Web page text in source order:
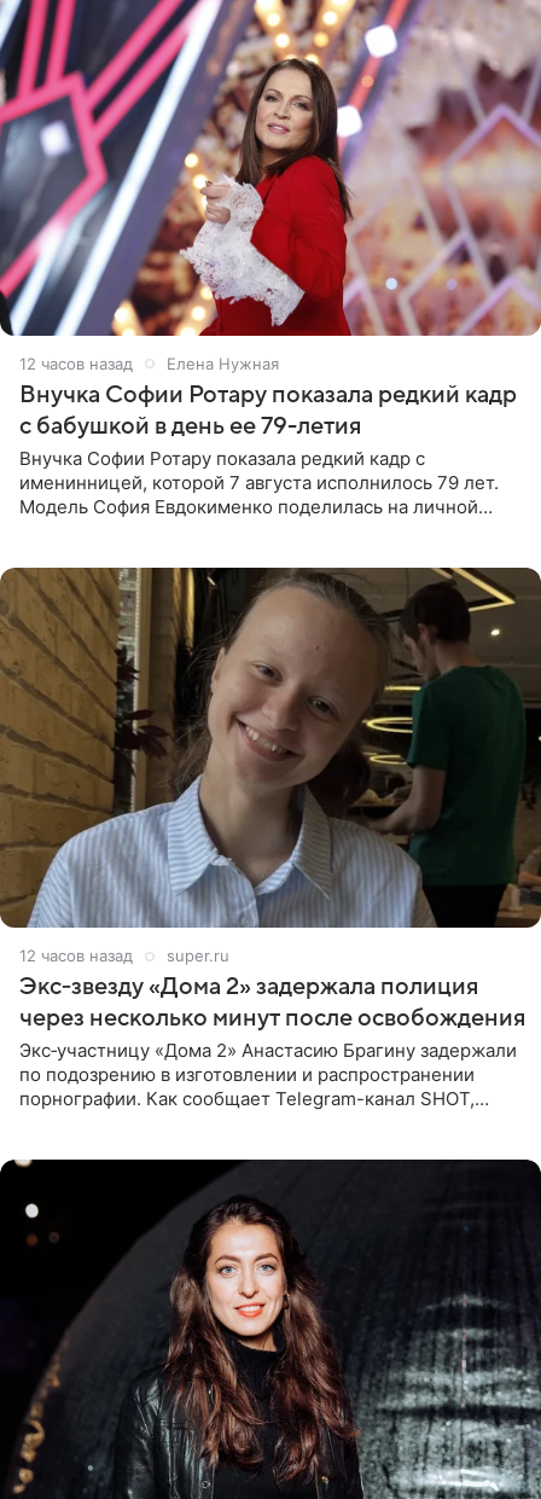
12 часов назад Елена Нужная
Внучка Софии Ротару показала редкий кадр
с бабушкой в день ее 79-летия
Внучка Софии Ротару показала редкий кадр с
именинницей, которой 7 августа исполнилось 79 лет.
Модель София Евдокименко поделилась на личной
12 часов назад super.ru
Экс‑звезду «Дома 2» задержала полиция
через несколько минут после освобождения
Экс‑участницу «Дома 2» Анастасию Брагину задержали
по подозрению в изготовлении и распространении
порнографии. Как сообщает Telegram-канал SHOT,